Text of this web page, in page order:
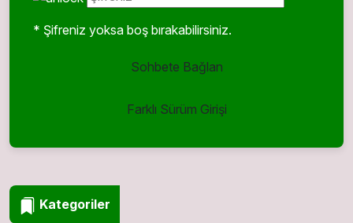
* Şifreniz yoksa boş bırakabilirsiniz.
Sohbete Bağlan
Farklı Sürüm Girişi
Kategoriler